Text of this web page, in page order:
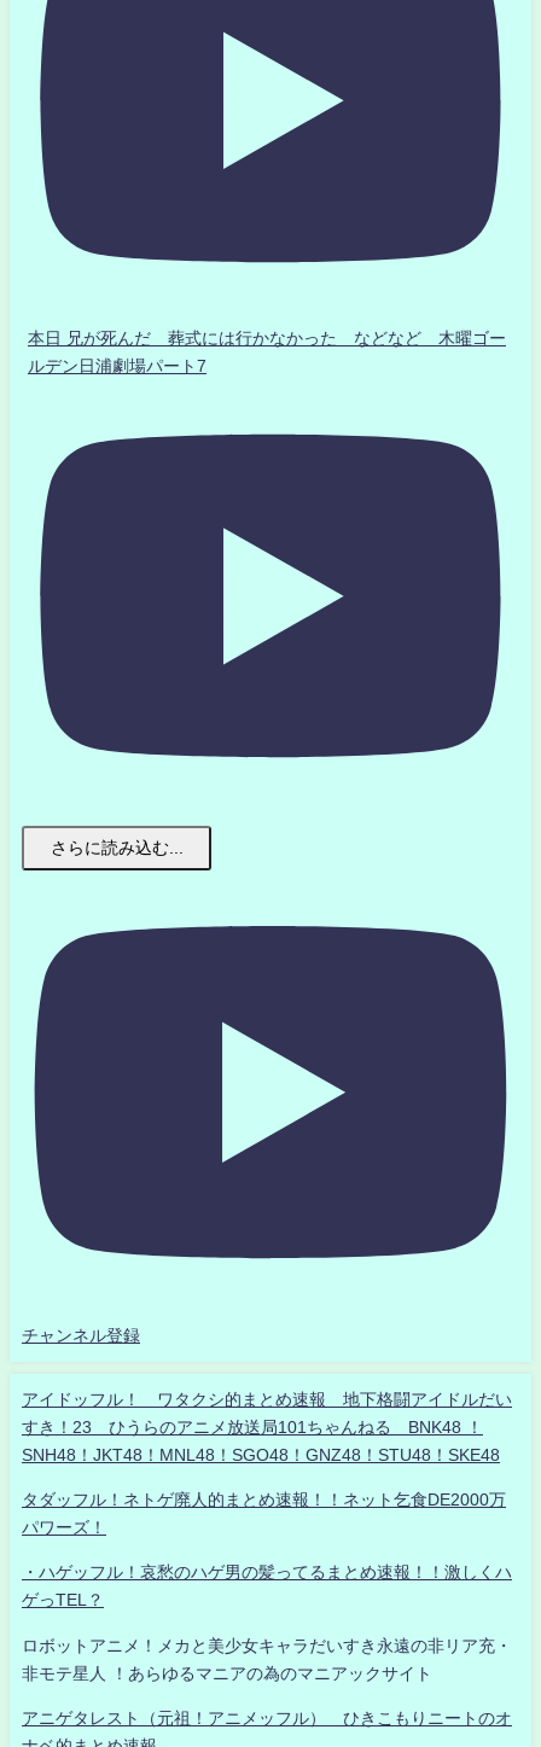
本日 兄が死んだ 葬式には行かなかった などなど 木曜ゴー
ルデン日浦劇場パート7
さらに読み込む...
チャンネル登録
アイドッフル！ ワタクシ的まとめ速報 地下格闘アイドルだい
すき！23 ひうらのアニメ放送局101ちゃんねる BNK48 ！
SNH48！JKT48！MNL48！SGO48！GNZ48！STU48！SKE48
タダッフル！ネトゲ廃人的まとめ速報！！ネット乞食DE2000万
パワーズ！
・ハゲッフル！哀愁のハゲ男の髪ってるまとめ速報！！激しくハ
ゲっTEL？
ロボットアニメ！メカと美少女キャラだいすき永遠の非リア充・
非モテ星人 ！あらゆるマニアの為のマニアックサイト
アニゲタレスト（元祖！アニメッフル） ひきこもりニートのオ